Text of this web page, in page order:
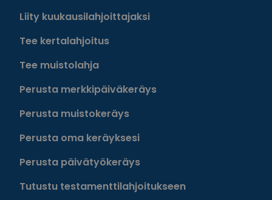
Liity kuukausilahjoittajaksi
Tee kertalahjoitus
Tee muistolahja
Perusta merkkipäiväkeräys
Perusta muistokeräys
Perusta oma keräyksesi
Perusta päivätyökeräys
Tutustu testamenttilahjoitukseen